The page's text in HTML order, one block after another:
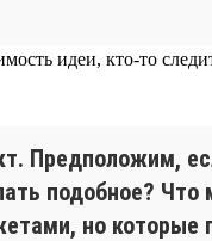
идеи, кто-то
Предположим,
подобное? Что
но